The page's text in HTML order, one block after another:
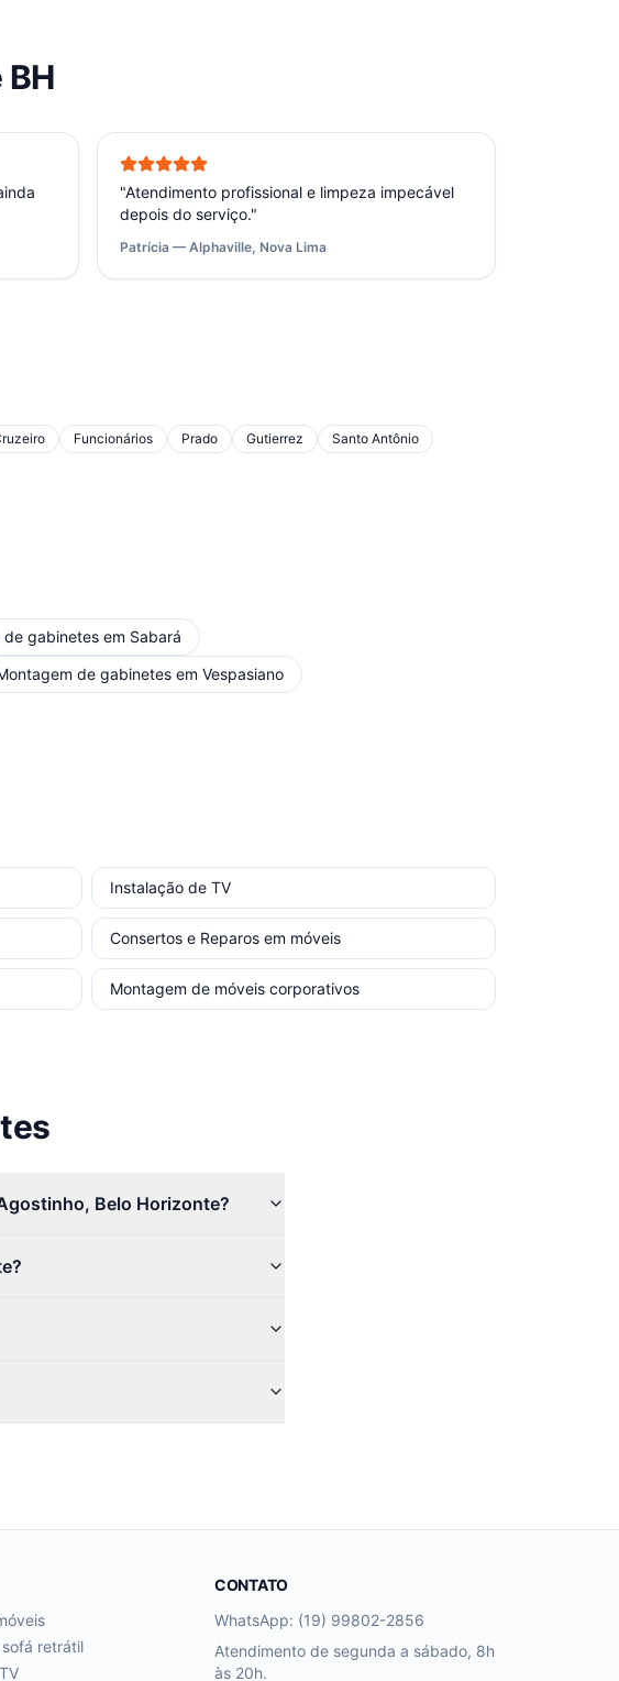
"Atendimento profissional e limpeza impecável
depois do serviço."
Patrícia — Alphaville, Nova Lima
Funcionários Prado Gutierrez
Santo Antônio
de gabinetes em Sabará
de gabinetes em Vespasiano
Instalação de TV
Consertos e Reparos em móveis
Montagem de móveis corporativos
Belo Horizonte?
retrátil
CONTATO
WhatsApp: (19) 99802-2856
Atendimento de segunda a sábado, 8h
às 20h.